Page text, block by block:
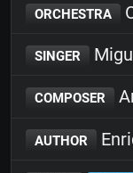
ORCHESTRA
SINGER
COMPOSER
AUTHOR